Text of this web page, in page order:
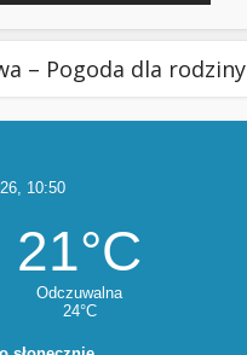
– Pogoda dla rodziny